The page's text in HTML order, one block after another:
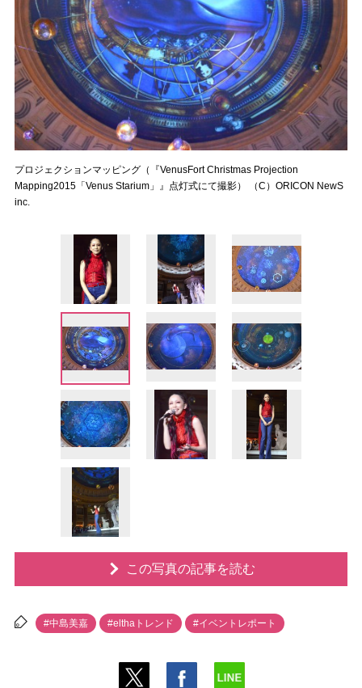
プロジェクションマッピング（『VenusFort Christmas Projection
Mapping2015「Venus Starium」』点灯式にて撮影） （C）ORICON NewS
inc.
この写真の記事を読む
#中島美嘉 #elthaトレンド #イベントレポート